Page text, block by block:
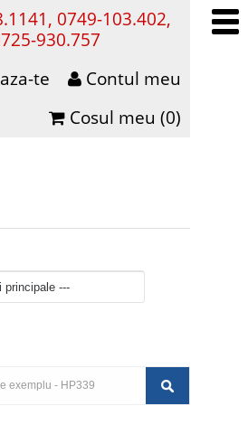
0749-103.402,
930.757
Contul meu
te
Cosul meu (0)